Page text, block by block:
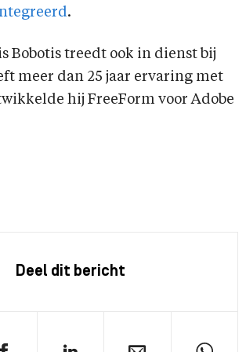
.
Bobotis treedt ook in dienst bij
meer dan 25 jaar ervaring met
hij FreeForm voor Adobe
Deel dit bericht